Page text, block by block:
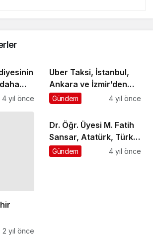
4 yıl önce
Uber Taksi, İstanbul,
Ankara ve İzmir’den
Sonra Artık Antalya’da
Gündem 4 yıl önce
2 yıl önce
Dr. Öğr. Üyesi M. Fatih
Sansar, Atatürk, Türk
Dünyasında rol model
Gündem 4 yıl önce